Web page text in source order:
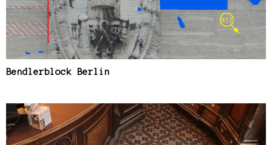
Bendlerblock Berlin